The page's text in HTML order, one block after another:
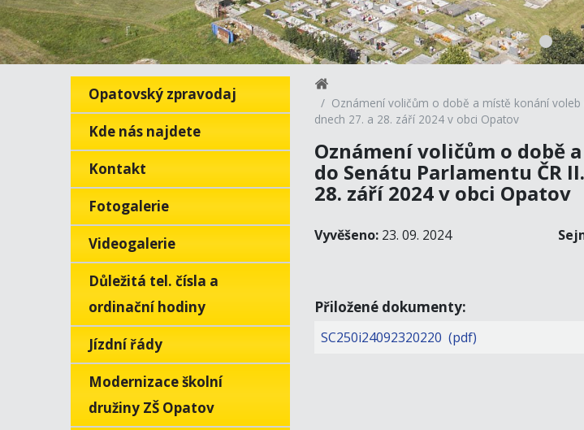
Opatovský zpravodaj
Kde nás najdete
Kontakt
Fotogalerie
Videogalerie
Důležitá tel. čísla a
ordinační hodiny
Jízdní řády
Modernizace školní
družiny ZŠ Opatov
Oznámení voličům o době a místě konání voleb
dnech 27. a 28. září 2024 v obci Opatov
Oznámení voličům o době
do Senátu Parlamentu ČR
28. září 2024 v obci Opatov
Vyvěšeno: 23. 09. 2024
Přiložené dokumenty:
SC250i24092320220 (pdf)